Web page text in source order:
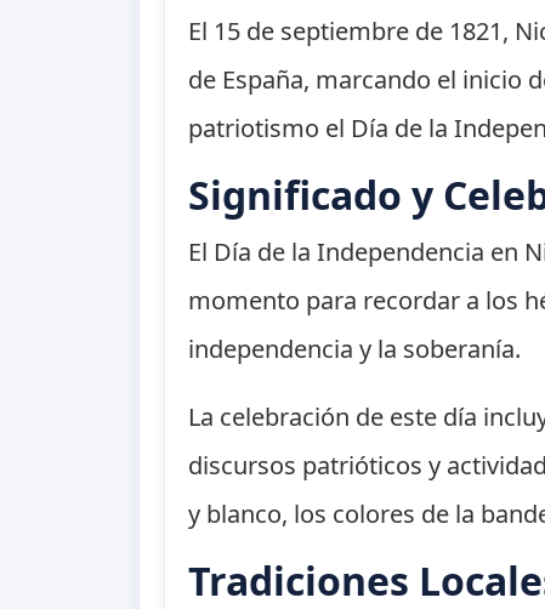
El 15 de septiembre de 1821,
de España, marcando el inicio
patriotismo el Día de la
Significado y
El Día de la Independencia en
momento para recordar a los
independencia y la soberanía.
La celebración de este día
discursos patrióticos y
y blanco, los colores de la
Tradiciones